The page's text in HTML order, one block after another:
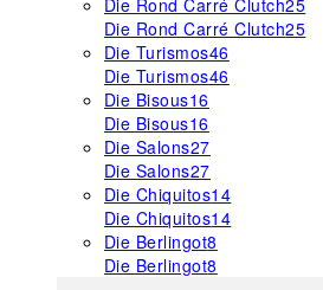
Die Rond Carré Clutch25
Die Rond Carré Clutch25
Die Turismos46
Die Turismos46
Die Bisous16
Die Bisous16
Die Salons27
Die Salons27
Die Chiquitos14
Die Chiquitos14
Die Berlingot8
Die Berlingot8